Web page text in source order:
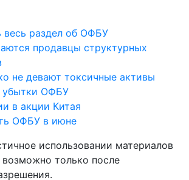
продавцы структурных
не девают токсичные активы
убытки ОФБУ
в акции Китая
ОФБУ в июне
использовании материалов
только после